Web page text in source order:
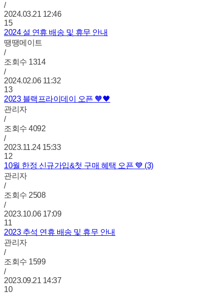
/
2024.03.21 12:46
15
2024 설 연휴 배송 및 휴무 안내
땡땡메이트
/
조회수 1314
/
2024.02.06 11:32
13
2023 블랙프라이데이 오픈 🧡🖤
관리자
/
조회수4092
/
2023.11.24 15:33
12
10월 한정 신규가입&첫 구매 혜택 오픈 💙 (3)
관리자
/
조회수 2508
/
2023.10.06 17:09
11
2023 추석 연휴 배송 및 휴무 안내
관리자
/
조회수 1599
/
2023.09.21 14:37
10